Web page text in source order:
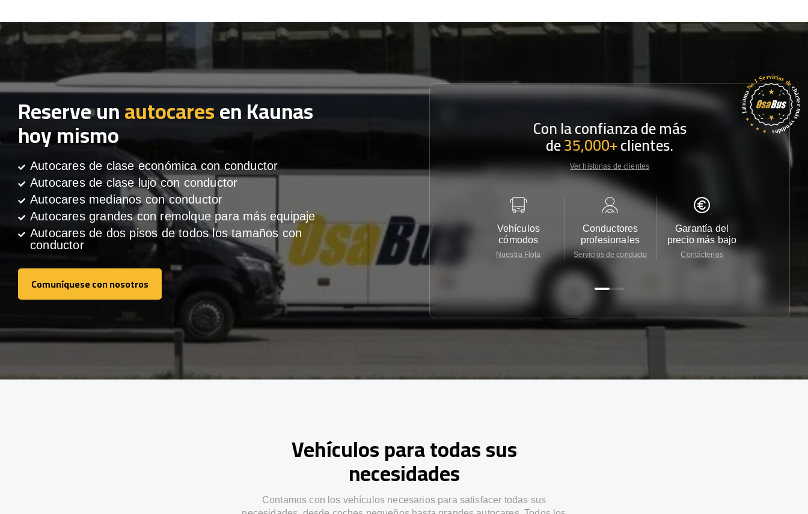
Reserve unautocaresen Kaunas
hoy mismo
Autocares de clase económica con conductor
Autocares de clase lujo con conductor
Autocares medianos con conductor
Autocares grandes con remolque para más equipaje
Autocares de dos pisos de todos los tamaños con
conductor
Comuníquese con nosotros
Comuníquese con nosotros
Con la confianza de más
de35,000+clientes.
Ver historias de clientes
Vehículos
cómodos
Nuestra Flota
Conductores
profesionales
Servicios de conducto
Garantía del
precio más bajo
Contáctenos
Vehículos para todas sus
necesidades
Contamos con los vehículos necesarios para satisfacer todas sus